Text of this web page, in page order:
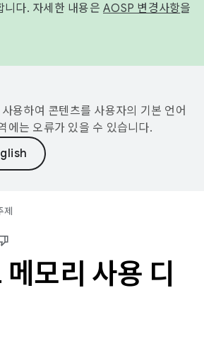
니다. 자세한 내용은 AOSP 변경사항을
용하여 콘텐츠를 사용자의 기본 언어
에는 오류가 있을 수 있습니다.
제
모리 사용 디